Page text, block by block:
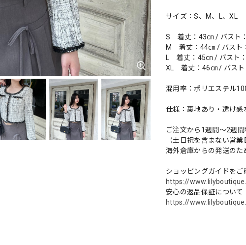
サイズ：S、M、L、XL
S 着丈：43㎝ / バスト
M 着丈：44㎝ / バスト
L 着丈：45㎝ / バスト
XL 着丈：46㎝ / バスト
混用率：ポリエステル
仕様：裏地あり・透け感
ご注文から1週間～2週間
（土日祝を含まない営業
海外倉庫からの発送のた
ショッピングガイドをご
https://
安心の返品保証について
https://